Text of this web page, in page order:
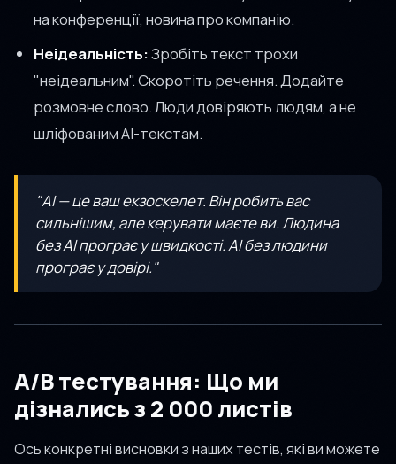
на конференції, новина про компанію.
Неідеальність:Зробіть текст трохи
"неідеальним". Скоротіть речення. Додайте
розмовне слово. Люди довіряють людям, а не
шліфованим AI-текстам.
"AI — це ваш екзоскелет. Він робить вас
сильнішим, але керувати маєте ви. Людина
без AI програє у швидкості. AI без людини
програє у довірі."
A/B тестування: Що ми
дізнались з 2 000 листів
Ось конкретні висновки з наших тестів, які ви можете